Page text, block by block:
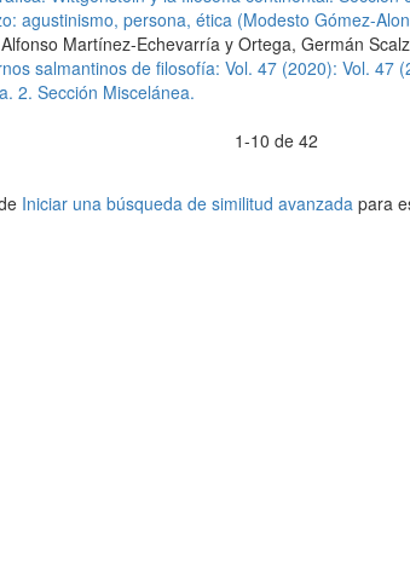
agustinismo, persona, ética (Modesto Gómez-
Martínez-Echevarría y Ortega, Germán
salmantinos de filosofía: Vol. 47 (2020): Vol. 47
2. Sección Miscelánea.
1-10 de 42
Iniciar una búsqueda de similitud avanzada para